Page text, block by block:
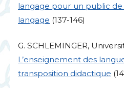
langage pour un public
langage (137-146)
G. SCHLEMINGER,
L’enseignement des
transposition didactique